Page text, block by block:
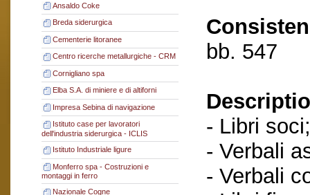
Ansaldo Coke
Breda siderurgica
Cementerie litoranee
Centro ricerche metallurgiche - CRM
Cornigliano spa
Elba S.A. di miniere e di altiforni
Impresa Sebina di navigazione
Istituto case per lavoratori
dell'industria siderurgica - ICLIS
Istituto Industriale ligure
Monferro spa - Costruzioni e
montaggi in ferro
Nazionale Cogne
bb. 547
- Libri soci;
- Verbali
- Verbali